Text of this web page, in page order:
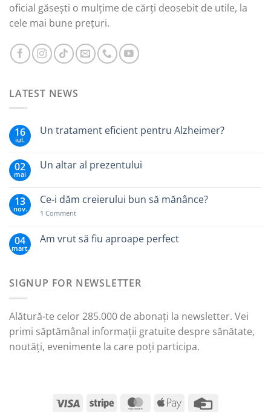
oficial găsești o mulțime de cărți deosebit de utile, la
cele mai bune prețuri.
LATEST NEWS
16
iul.
Un tratament eficient pentru Alzheimer?
02
mai
Un altar al prezentului
13
nov.
Ce-i dăm creierului bun să mănânce?
1 Comment
04
mart.
Am vrut să fiu aproape perfect
SIGNUP FOR NEWSLETTER
Alătură-te celor 285.000 de abonați la newsletter. Vei
primi săptămânal informații gratuite despre sănătate,
noutăți, evenimente la care poți participa.